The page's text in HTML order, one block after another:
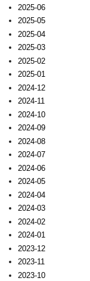
2025-06
2025-05
2025-04
2025-03
2025-02
2025-01
2024-12
2024-11
2024-10
2024-09
2024-08
2024-07
2024-06
2024-05
2024-04
2024-03
2024-02
2024-01
2023-12
2023-11
2023-10